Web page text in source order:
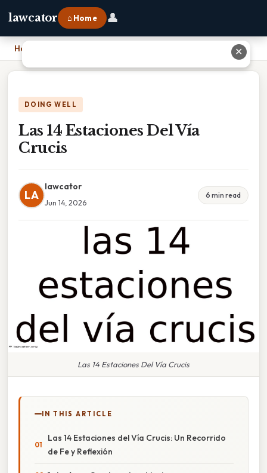
lawcator ⌂ Home 👤
Home
DOING WELL
Las 14 Estaciones Del Vía
Crucis
LA
lawcator
Jun 14, 2026
6 min read
Las 14 Estaciones Del Vía Crucis
IN THIS ARTICLE
Las 14 Estaciones del Vía Crucis: Un Recorrido
de Fe y Reflexión
✕